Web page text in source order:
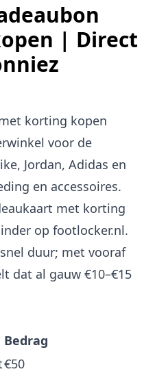
| Direct
korting kopen
voor de
Jordan, Adidas en
en accessoires.
met korting
op footlocker.nl.
duur; met vooraf
dat al gauw €10–€15
Bedrag
€50